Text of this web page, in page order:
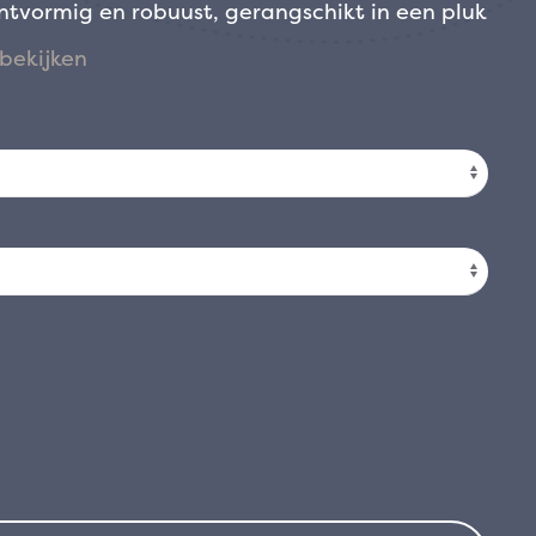
en robuust, gerangschikt in een pluk
varieert van warm, levendig rood in
tinten die intenser worden met de
De opgaande groeiwijze, met een
‘Sundowner’ ook geschikt voor
en bereikt een formaat waarmee hij
in te nemen. De plant ontwikkelt zich
verdeeld zijn vanuit het midden,
blijft die niet vaak gesnoeid hoeft te
overvloedig, kan in de zomer plaatsvinden
bestuivende insecten. De belangrijkste
in het bijzondere blad, dat het hele jaar